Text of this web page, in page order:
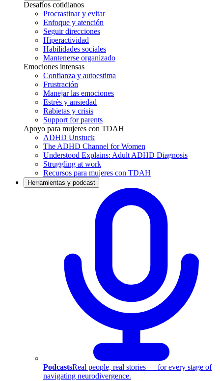
Desafíos cotidianos
Procrastinar y evitar
Enfoque y atención
Seguir direcciones
Hiperactividad
Habilidades sociales
Mantenerse organizado
Emociones intensas
Confianza y autoestima
Frustración
Manejar las emociones
Estrés y ansiedad
Rabietas y crisis
Support for parents
Apoyo para mujeres con TDAH
ADHD Unstuck
The ADHD Channel for Women
Understood Explains: Adult ADHD Diagnosis
Struggling at work
Recursos para mujeres con TDAH
Herramientas y podcast
PodcastsReal people, real stories — for every stage of
navigating neurodivergence.